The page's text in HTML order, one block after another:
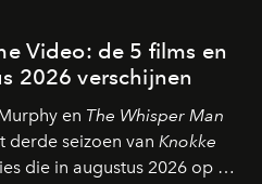
Video: de 5 films en
2026 verschijnen
en The Whisper Man
derde seizoen van Knokke
die in augustus 2026 op de